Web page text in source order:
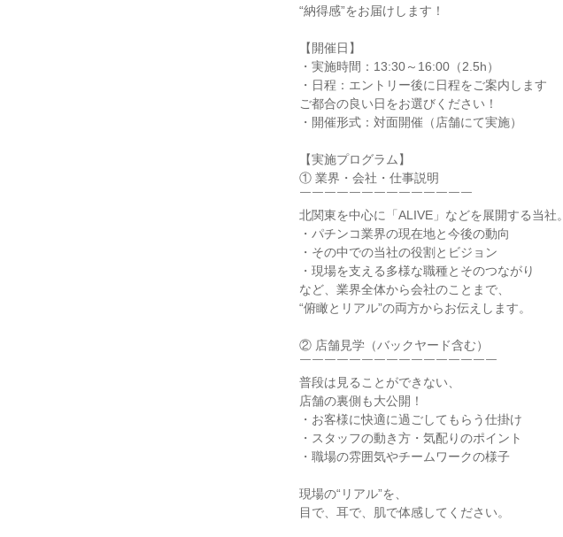
“納得感”をお届けします！
【開催日】
・実施時間：13:30～16:00（2.5h）
・日程：エントリー後に日程をご案内します
ご都合の良い日をお選びください！
・開催形式：対面開催（店舗にて実施）
【実施プログラム】
① 業界・会社・仕事説明
￣￣￣￣￣￣￣￣￣￣￣￣￣￣
北関東を中心に「ALIVE」などを展開する当社。
・パチンコ業界の現在地と今後の動向
・その中での当社の役割とビジョン
・現場を支える多様な職種とそのつながり
など、業界全体から会社のことまで、
“俯瞰とリアル”の両方からお伝えします。
② 店舗見学（バックヤード含む）
￣￣￣￣￣￣￣￣￣￣￣￣￣￣￣￣
普段は見ることができない、
店舗の裏側も大公開！
・お客様に快適に過ごしてもらう仕掛け
・スタッフの動き方・気配りのポイント
・職場の雰囲気やチームワークの様子
現場の“リアル”を、
目で、耳で、肌で体感してください。